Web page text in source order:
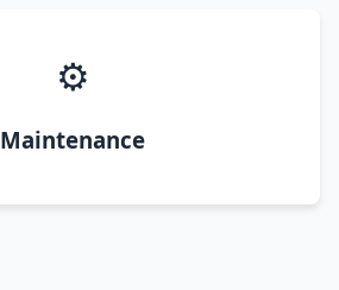
⚙️
Maintenance